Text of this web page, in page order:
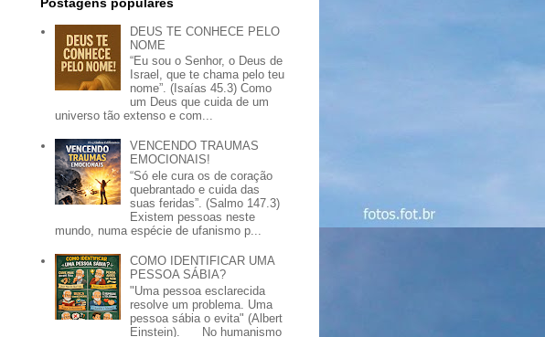
DEUS TE CONHECE PELO
NOME
“Eu sou o Senhor, o Deus de
Israel, que te chama pelo teu
nome”. (Isaías 45.3) Como
um Deus que cuida de um
universo tão extenso e com...
VENCENDO TRAUMAS
EMOCIONAIS!
“Só ele cura os de coração
quebrantado e cuida das
suas feridas”. (Salmo 147.3)
Existem pessoas neste
mundo, numa espécie de ufanismo p...
COMO IDENTIFICAR UMA
PESSOA SÁBIA?
"Uma pessoa esclarecida
resolve um problema. Uma
pessoa sábia o evita" (Albert
Einstein). No humanismo